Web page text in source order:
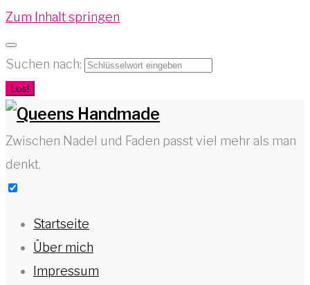
Zum Inhalt springen
Suchen nach:
Los!
Zwischen Nadel und Faden passt viel mehr als man
denkt.
Startseite
Über mich
Impressum